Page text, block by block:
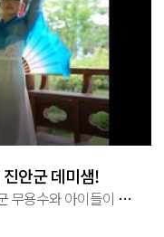
안군 데미샘!
의 공간 데미샘! 청년예술단체 문화아리가 ...